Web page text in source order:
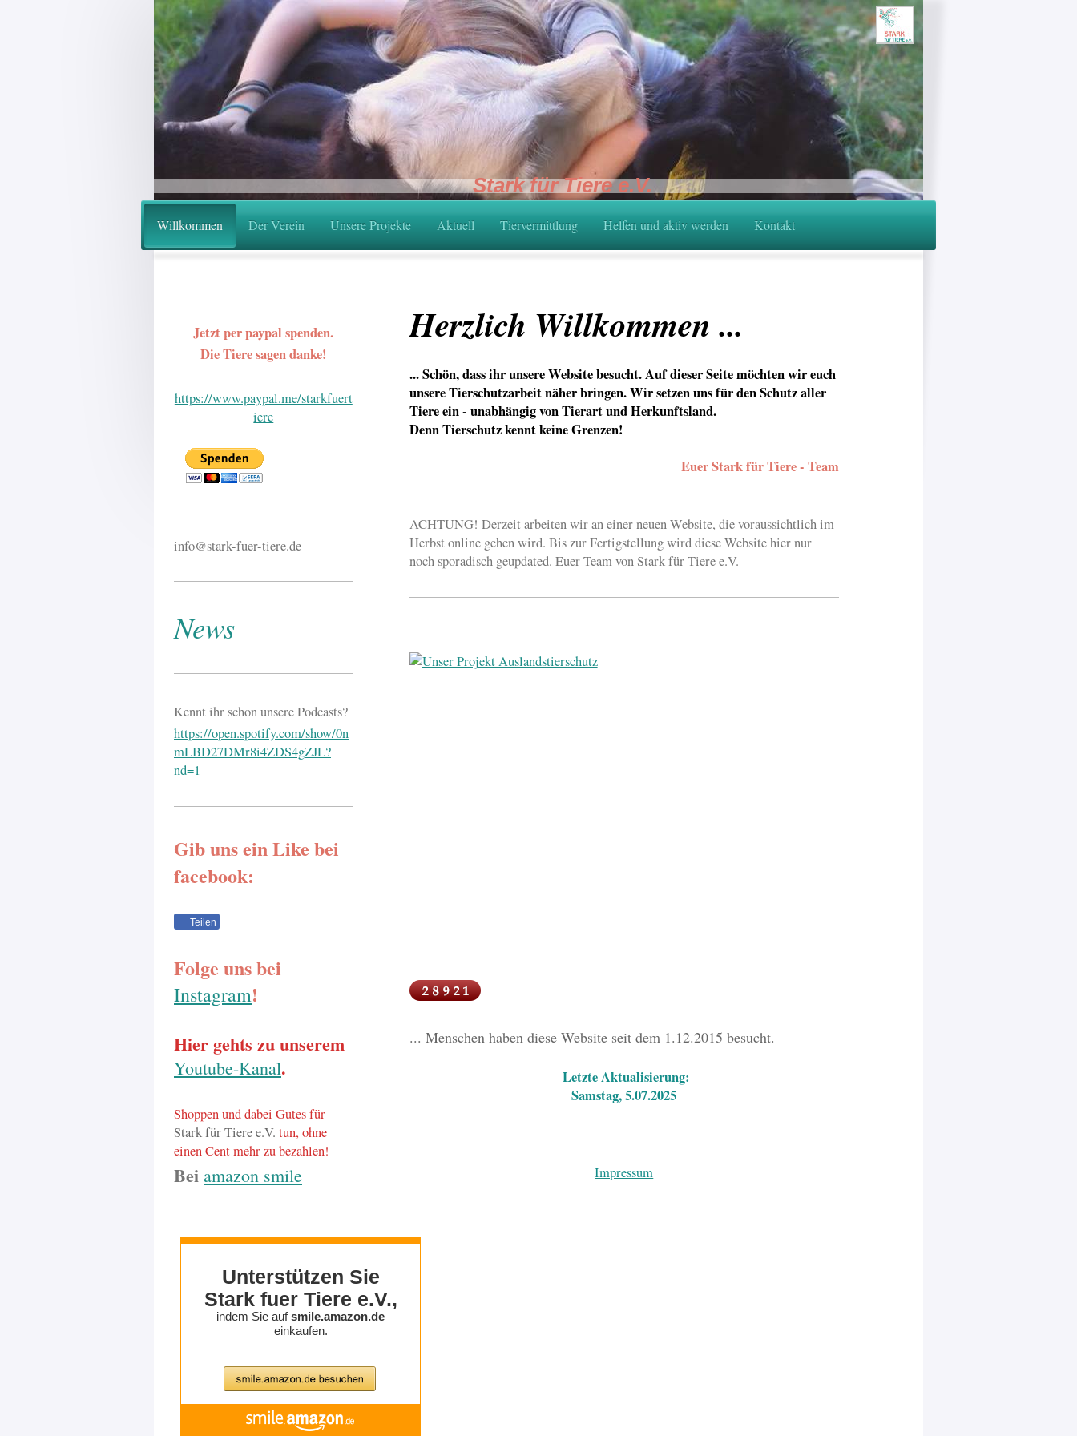
Stark für Tiere e.V.
Willkommen Der Verein Unsere Projekte Aktuell Tiervermittlung Helfen und aktiv werden Kontakt
Herzlich Willkommen ...
... Schön, dass ihr unsere Website besucht. Auf dieser Seite möchten wir euch
unsere Tierschutzarbeit näher bringen. Wir setzen uns für den Schutz aller
Tiere ein - unabhängig von Tierart und Herkunftsland.
Denn Tierschutz kennt keine Grenzen!
Euer Stark für Tiere - Team
ACHTUNG! Derzeit arbeiten wir an einer neuen Website, die voraussichtlich im
Herbst online gehen wird. Bis zur Fertigstellung wird diese Website hier nur
noch sporadisch geupdated. Euer Team von Stark für Tiere e.V.
... Menschen haben diese Website seit dem 1.12.2015 besucht.
Letzte Aktualisierung:
Samstag, 5.07.2025
Impressum
Jetzt per paypal spenden.
Die Tiere sagen danke!
https://www.paypal.me/starkfuert
iere
info@stark-fuer-tiere.de
News
Kennt ihr schon unsere Podcasts?
https://open.spotify.com/show/0n
mLBD27DMr8i4ZDS4gZJL?
nd=1
Gib uns ein Like bei
facebook:
Teilen
Folge uns bei
Instagram!
Hier gehts zu unserem
Youtube-Kanal.
Shoppen und dabei Gutes für
Stark für Tiere e.V. tun, ohne
einen Cent mehr zu bezahlen!
Bei amazon smile